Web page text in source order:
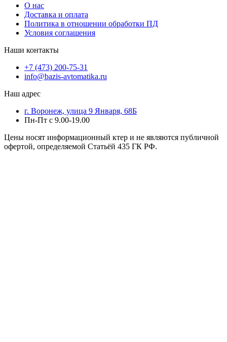
О нас
Доставка и оплата
Политика в отношении обработки ПД
Условия соглашения
Наши контакты
+7 (473) 200-75-31
info@bazis-avtomatika.ru
Наш адрес
г. Воронеж, улица 9 Января, 68Б
Пн-Пт с 9.00-19.00
Цены носят информационный ктер и не являются публичной
офертой, определяемой Статьёй 435 ГК РФ.